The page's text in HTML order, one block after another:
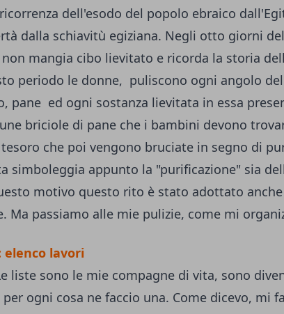
dell'esodo del popolo ebraico
dalla schiavitù egiziana. Negli otto giorni
mangia cibo lievitato e ricorda la storia
periodo le donne, puliscono ogni angolo
pane ed ogni sostanza lievitata in essa
briciole di pane che i bambini devono
che poi vengono bruciate in segno di
simboleggia appunto la "purificazione" sia
motivo questo rito è stato adottato
Ma passiamo alle mie pulizie, come mi
elenco lavori
liste sono le mie compagne di vita, sono
ogni cosa ne faccio una. Come dicevo, mi